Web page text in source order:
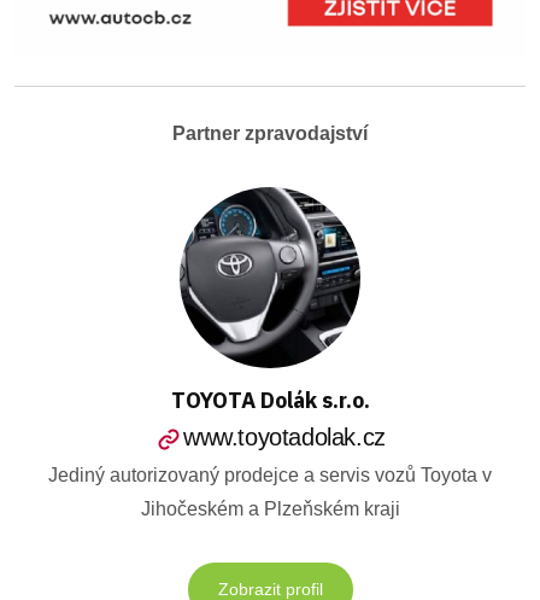
Partner zpravodajství
TOYOTA Dolák s.r.o.
www.toyotadolak.cz
Jediný autorizovaný prodejce a servis vozů Toyota v
Jihočeském a Plzeňském kraji
Zobrazit profil